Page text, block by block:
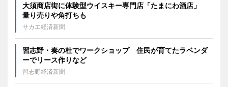
大須商店街に体験型ウイスキー専門店「たまにわ酒店」
量り売りや角打ちも
サカエ経済新聞
習志野・奏の杜でワークショップ 住民が育てたラベンダ
ーでリース作りなど
習志野経済新聞